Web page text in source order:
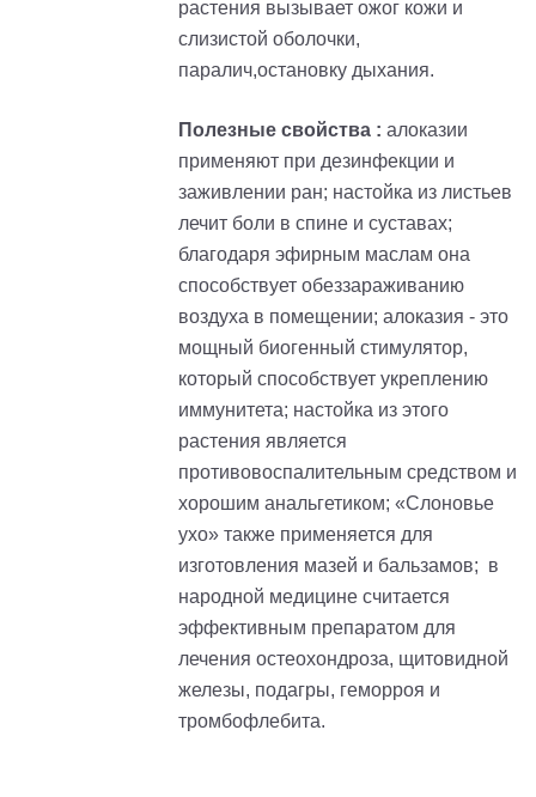
растения вызывает ожог кожи и
слизистой оболочки,
паралич,остановку дыхания.
Полезные свойства : алоказии
применяют при дезинфекции и
заживлении ран; настойка из листьев
лечит боли в спине и суставах;
благодаря эфирным маслам она
способствует обеззараживанию
воздуха в помещении; алоказия - это
мощный биогенный стимулятор,
который способствует укреплению
иммунитета; настойка из этого
растения является
противовоспалительным средством и
хорошим анальгетиком; «Слоновье
ухо» также применяется для
изготовления мазей и бальзамов; в
народной медицине считается
эффективным препаратом для
лечения остеохондроза, щитовидной
железы, подагры, геморроя и
тромбофлебита.